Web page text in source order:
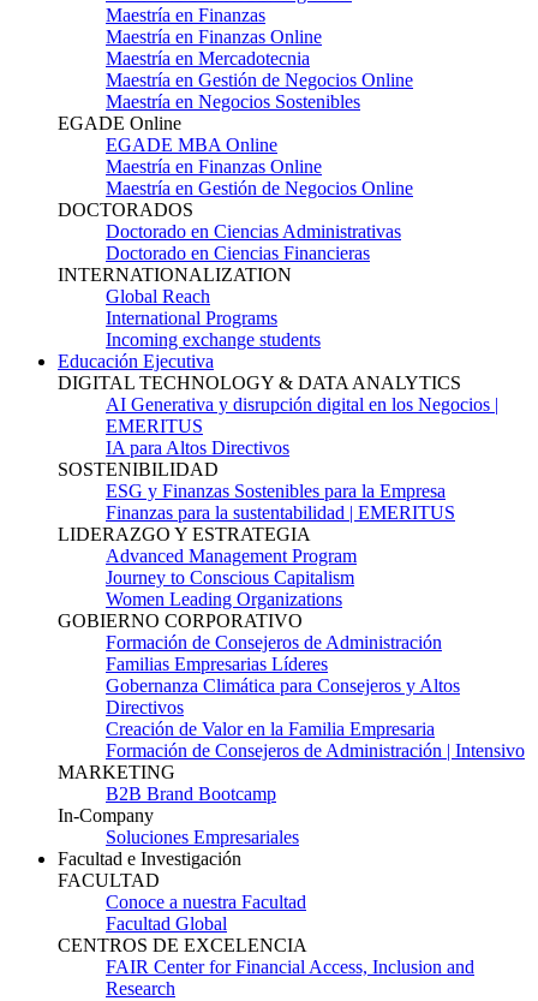
Maestría en Finanzas
Maestría en Finanzas Online
Maestría en Mercadotecnia
Maestría en Gestión de Negocios Online
Maestría en Negocios Sostenibles
EGADE Online
EGADE MBA Online
Maestría en Finanzas Online
Maestría en Gestión de Negocios Online
DOCTORADOS
Doctorado en Ciencias Administrativas
Doctorado en Ciencias Financieras
INTERNATIONALIZATION
Global Reach
International Programs
Incoming exchange students
Educación Ejecutiva
DIGITAL TECHNOLOGY & DATA ANALYTICS
AI Generativa y disrupción digital en los Negocios |
EMERITUS
IA para Altos Directivos
SOSTENIBILIDAD
ESG y Finanzas Sostenibles para la Empresa
Finanzas para la sustentabilidad | EMERITUS
LIDERAZGO Y ESTRATEGIA
Advanced Management Program
Journey to Conscious Capitalism
Women Leading Organizations
GOBIERNO CORPORATIVO
Formación de Consejeros de Administración
Familias Empresarias Líderes
Gobernanza Climática para Consejeros y Altos
Directivos
Creación de Valor en la Familia Empresaria
Formación de Consejeros de Administración | Intensivo
MARKETING
B2B Brand Bootcamp
In-Company
Soluciones Empresariales
Facultad e Investigación
FACULTAD
Conoce a nuestra Facultad
Facultad Global
CENTROS DE EXCELENCIA
FAIR Center for Financial Access, Inclusion and
Research